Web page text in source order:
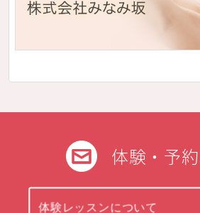
体験・予
体験レッスンについて